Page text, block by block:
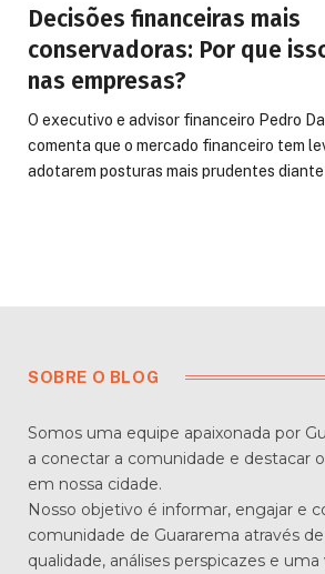
Decisões financeiras mais
conservadoras: Por que
nas empresas?
O executivo e advisor financeiro Pedro
comenta que o mercado financeiro tem
adotarem posturas mais prudentes
SOBRE O BLOG
Somos uma equipe apaixonada por
a conectar a comunidade e destacar
em nossa cidade.
Nosso objetivo é informar, engajar e
comunidade de Guararema através
qualidade, análises perspicazes e uma